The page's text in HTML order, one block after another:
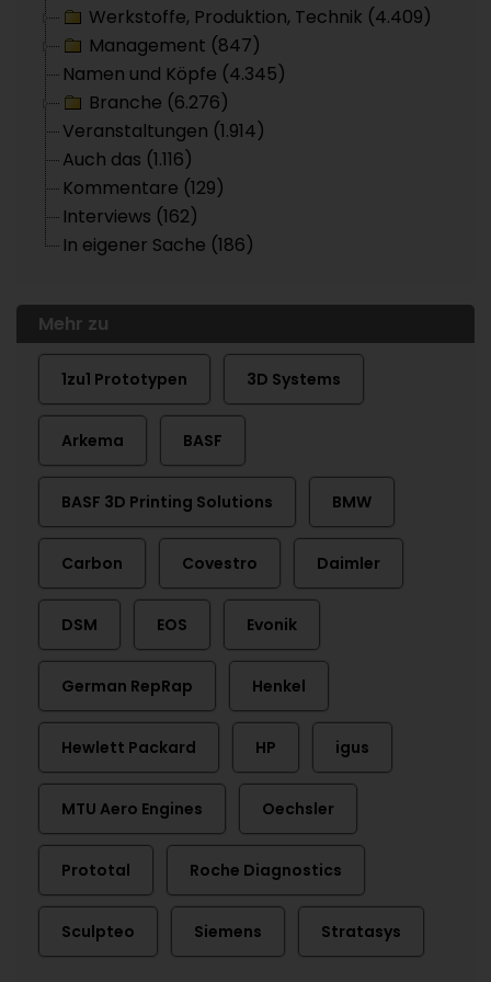
Werkstoffe, Produktion, Technik (4.409)
Management (847)
Namen und Köpfe (4.345)
Branche (6.276)
Veranstaltungen (1.914)
Auch das (1.116)
Kommentare (129)
Interviews (162)
In eigener Sache (186)
Mehr zu
1zu1 Prototypen 3D Systems
Arkema BASF
BASF 3D Printing Solutions BMW
Carbon Covestro Daimler
DSM EOS Evonik
German RepRap Henkel
Hewlett Packard HP igus
MTU Aero Engines Oechsler
Prototal Roche Diagnostics
Sculpteo Siemens Stratasys